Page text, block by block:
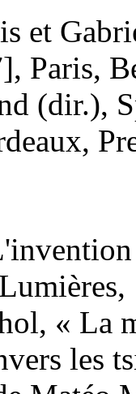
et
Paris,
(dir.),
Lumières,
, « La
les